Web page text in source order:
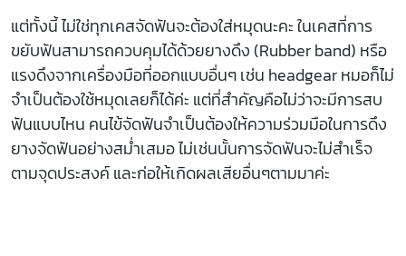
แต่ทั้งนี้ ไม่ใช่ทุกเคสจัดฟันจะต้องใส่หมุดนะคะ ในเคสที่การ
ขยับฟันสามารถควบคุมได้ด้วยยางดึง (Rubber band) หรือ
แรงดึงจากเครื่องมือที่ออกแบบอื่นๆ เช่น headgear หมอก็ไม่
จำเป็นต้องใช้หมุดเลยก็ได้ค่ะ แต่ที่สำคัญคือไม่ว่าจะมีการสบ
ฟันแบบไหน คนไข้จัดฟันจำเป็นต้องให้ความร่วมมือในการดึง
ยางจัดฟันอย่างสม่ำเสมอ ไม่เช่นนั้นการจัดฟันจะไม่สำเร็จ
ตามจุดประสงค์ และก่อให้เกิดผลเสียอื่นๆตามมาค่ะ